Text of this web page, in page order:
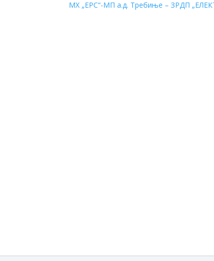
МХ „ЕРС“-МП а.д. Требиње – ЗРДП